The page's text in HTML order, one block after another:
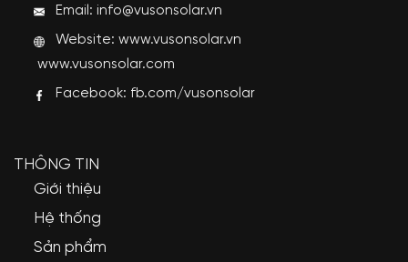
Email: info@vusonsolar.vn
Website:www.vusonsolar.vn
www.vusonsolar.com
Facebook: fb.com/vusonsolar
THÔNG TIN
Giới thiệu
Hệ thống
Sản phẩm